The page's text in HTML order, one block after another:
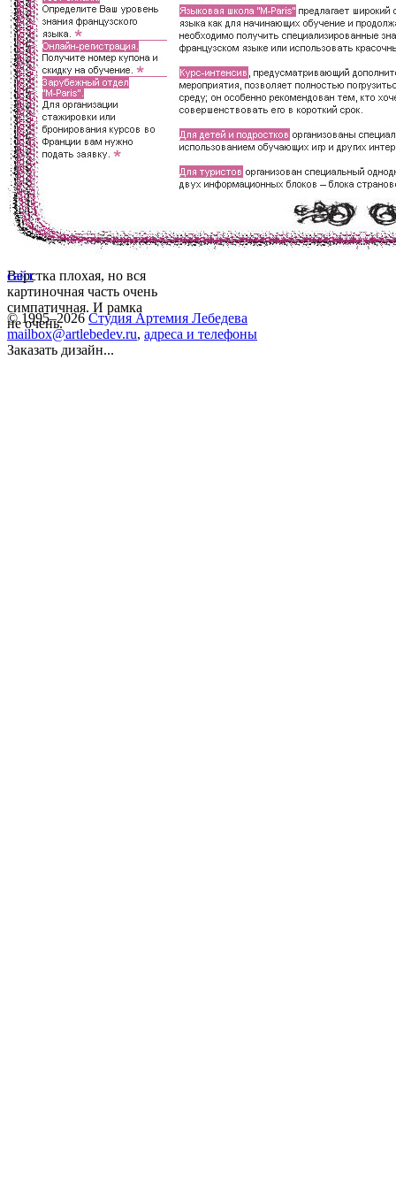
Верстка плохая, но вся
картиночная часть очень
симпатичная. И рамка
не очень.
сайт
© 1995–2026 Студия Артемия Лебедева
mailbox@artlebedev.ru, адреса и телефоны
Заказать дизайн...